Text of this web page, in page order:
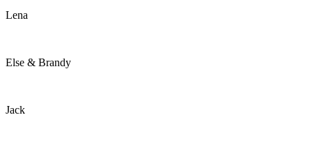
Lena
Else & Brandy
Jack